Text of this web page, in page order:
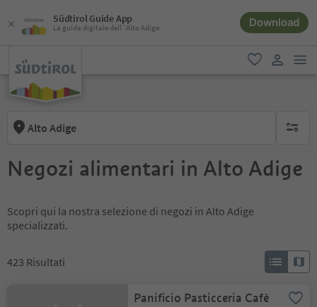
Südtirol Guide App
La guida digitale dell´Alto Adige Download
favoriti
Alto Adige
Negozi alimentari in Alto Adige
Scopri qui la nostra selezione di negozi in Alto Adige
specializzati.
423 Risultati
Panificio Pasticceria Cafè